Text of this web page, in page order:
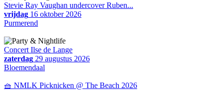
Stevie Ray Vaughan undercover Ruben...
vrijdag 16 oktober 2026
Purmerend
Concert Ilse de Lange
zaterdag 29 augustus 2026
Bloemendaal
🧺 NMLK Picknicken @ The Beach 2026